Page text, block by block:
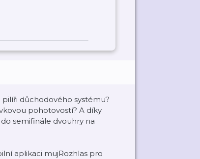
důchodového systému?
pohotovostí? A díky
semifinále dvouhry na
aplikaci mujRozhlas pro